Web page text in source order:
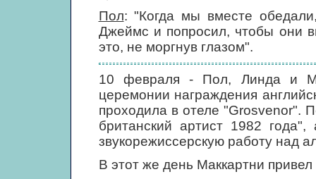
Пол: "Когда мы вместе
Джеймс и попросил, чтобы они
это, не моргнув глазом".
10 февраля - Пол, Линда и
церемонии награждения
проходила в отеле "Grosvenor".
британский артист 1982
звукорежиссерскую работу над
В этот же день Маккартни